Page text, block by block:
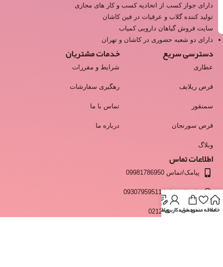
دارای جواز کسب از اتحادیه کسب و کار های مجازی
تولید کننده گلاب و عرقیات در فین کاشان
سایت فروش گیاهان دارویی کمیاب
دارای دو شعبه حضوری در کاشان و تهران
دسترسی سریع
عطاری
قرص ریلایف
سمنقور
قرص سورنجان
وبلاگ
خدمات مشتریان
شرایط و مقررات
رهگیری سفارشات
تماس با ما
درباره ما
اطلاعات تماس
پیامک/تماس 09981786950
واتساپ و ایتا 09307959511
انبار 02128428537 خانهعلاقه مندیسبد خرید
حساب کاربری من
وبلاگ